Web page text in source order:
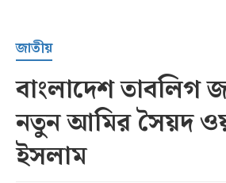
সর্বশেষ
সব
বিভাগ
জাতীয়
বাংলাদেশ তাবলিগ
নতুন আমির সৈয়দ
ইসলাম